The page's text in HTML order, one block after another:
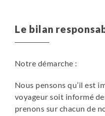
Le bilan
Notre démarche :
Nous pensons qu’il est
voyageur soit informé
prenons sur chacun de